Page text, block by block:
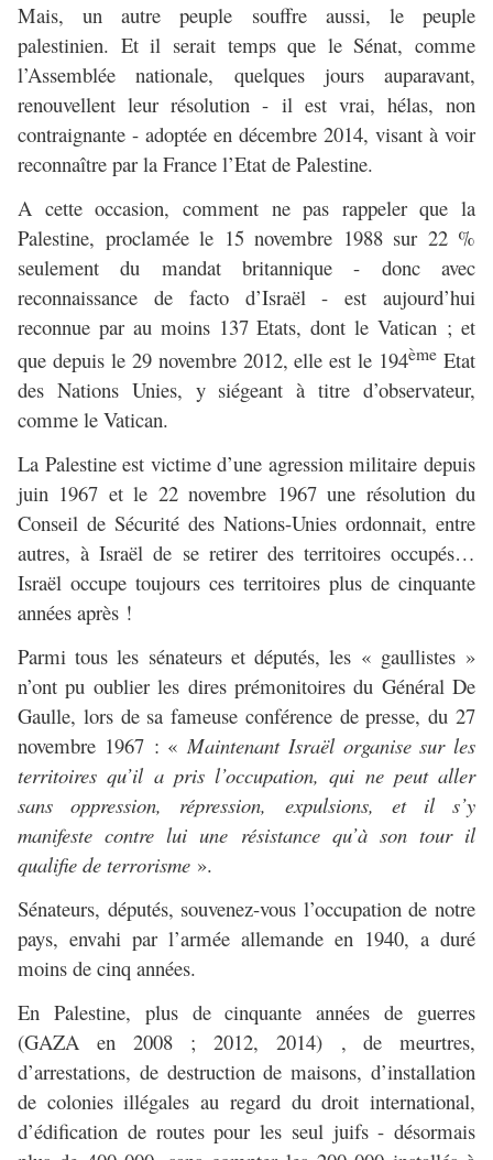
Mais, un autre peuple souffre aussi, le peuple
palestinien. Et il serait temps que le Sénat, comme
l’Assemblée nationale, quelques jours auparavant,
renouvellent leur résolution - il est vrai, hélas, non
contraignante - adoptée en décembre 2014, visant à voir
reconnaître par la France l’Etat de Palestine.
A cette occasion, comment ne pas rappeler que la
Palestine, proclamée le 15 novembre 1988 sur 22 %
seulement du mandat britannique - donc avec
reconnaissance de facto d’Israël - est aujourd’hui
reconnue par au moins 137 Etats, dont le Vatican ; et
que depuis le 29 novembre 2012, elle est le 194ème Etat
des Nations Unies, y siégeant à titre d’observateur,
comme le Vatican.
La Palestine est victime d’une agression militaire depuis
juin 1967 et le 22 novembre 1967 une résolution du
Conseil de Sécurité des Nations-Unies ordonnait, entre
autres, à Israël de se retirer des territoires occupés…
Israël occupe toujours ces territoires plus de cinquante
années après !
Parmi tous les sénateurs et députés, les « gaullistes »
n’ont pu oublier les dires prémonitoires du Général De
Gaulle, lors de sa fameuse conférence de presse, du 27
novembre 1967 : « Maintenant Israël organise sur les
territoires qu’il a pris l’occupation, qui ne peut aller
sans oppression, répression, expulsions, et il s’y
manifeste contre lui une résistance qu’à son tour il
qualifie de terrorisme ».
Sénateurs, députés, souvenez-vous l’occupation de notre
pays, envahi par l’armée allemande en 1940, a duré
moins de cinq années.
En Palestine, plus de cinquante années de guerres
(GAZA en 2008 ; 2012, 2014) , de meurtres,
d’arrestations, de destruction de maisons, d’installation
de colonies illégales au regard du droit international,
d’édification de routes pour les seul juifs - désormais